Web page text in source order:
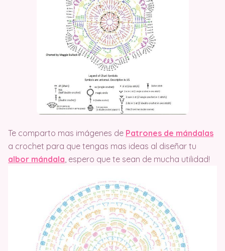
Te comparto mas imágenes de Patrones de mándalas
a crochet para que tengas mas ideas al diseñar tu
albor mándala , espero que te sean de mucha utilidad!